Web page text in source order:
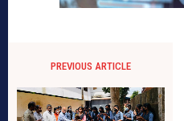
PREVIOUS ARTICLE